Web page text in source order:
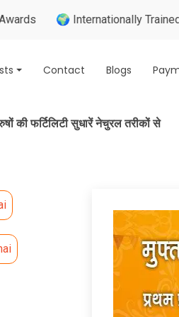
🌍 Internationally Trained Expert
Contact Blogs
की फर्टिलिटी सुधारें नेचुरल तरीकों से